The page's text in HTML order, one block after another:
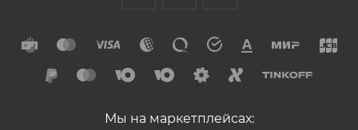
Мы на маркетплейсах: